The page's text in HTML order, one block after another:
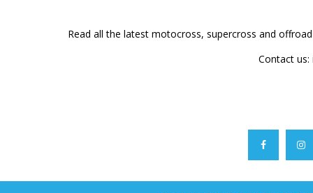
Read all the latest motocross, supercross and
Contact us: